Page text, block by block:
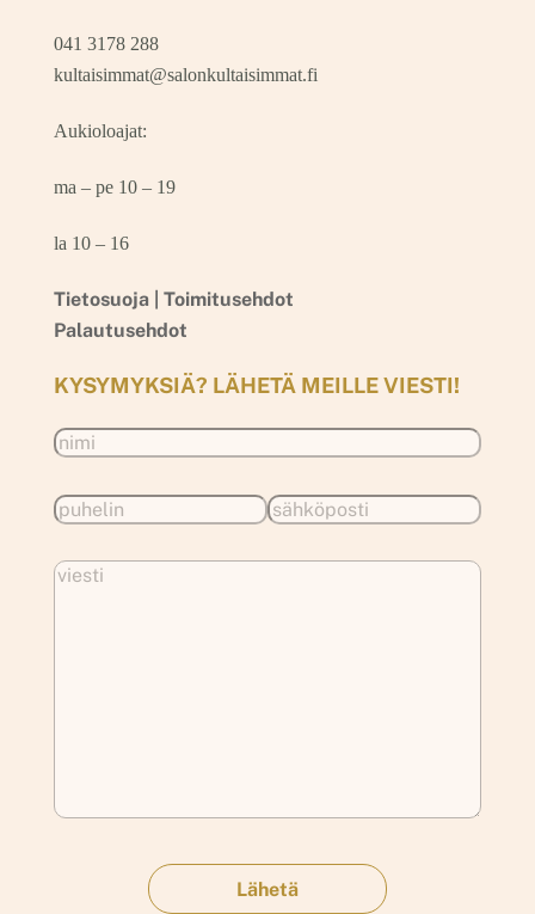
041 3178 288
kultaisimmat@salonkultaisimmat.fi
Aukioloajat:
ma – pe 10 – 19
la 10 – 16
Tietosuoja | Toimitusehdot
Palautusehdot
KYSYMYKSIÄ? LÄHETÄ MEILLE VIESTI!